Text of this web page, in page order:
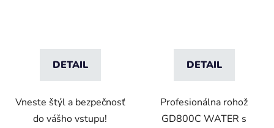
DETAIL
Vneste štýl a bezpečnosť
do vášho vstupu!
DETAIL
Profesionálna rohož
GD800C WATER s